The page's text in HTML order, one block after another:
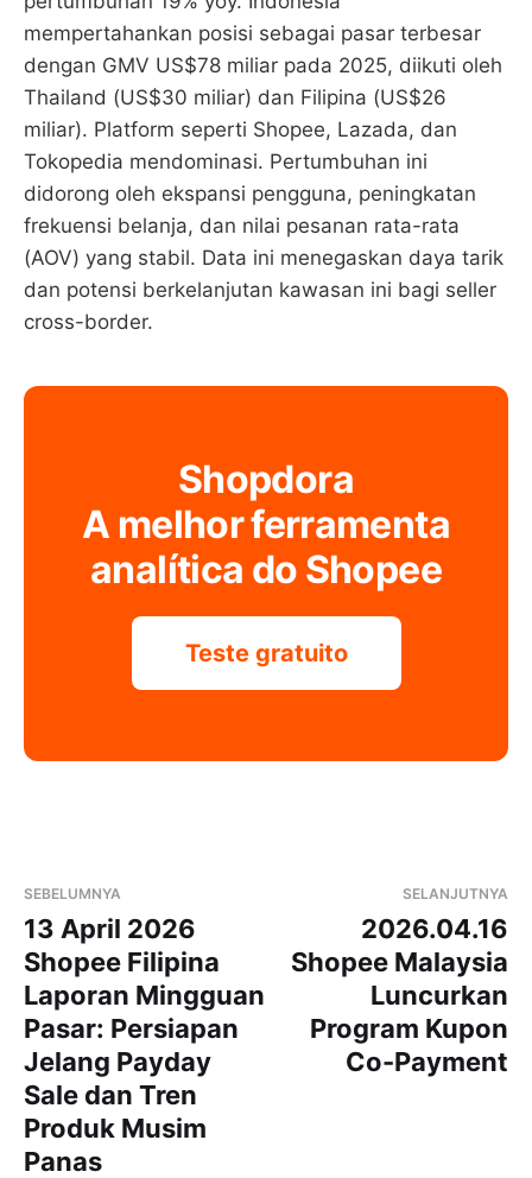
mempertahankan posisi sebagai pasar terbesar
dengan GMV US$78 miliar pada 2025, diikuti oleh
Thailand (US$30 miliar) dan Filipina (US$26
miliar). Platform seperti Shopee, Lazada, dan
Tokopedia mendominasi. Pertumbuhan ini
didorong oleh ekspansi pengguna, peningkatan
frekuensi belanja, dan nilai pesanan rata-rata
(AOV) yang stabil. Data ini menegaskan daya tarik
dan potensi berkelanjutan kawasan ini bagi seller
cross-border.
Shopdora
A melhor ferramenta
analítica do Shopee
Teste gratuito
SEBELUMNYA
13 April 2026
Shopee Filipina
Laporan Mingguan
Pasar: Persiapan
Jelang Payday
Sale dan Tren
Produk Musim
Panas
SELANJUTNYA
2026.04.16
Shopee Malaysia
Luncurkan
Program Kupon
Co-Payment